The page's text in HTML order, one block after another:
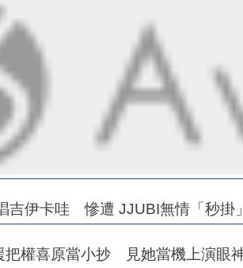
吉伊卡哇 慘遭 JJUBI無情「秒掛
把權喜原當小抄 見她當機上演眼